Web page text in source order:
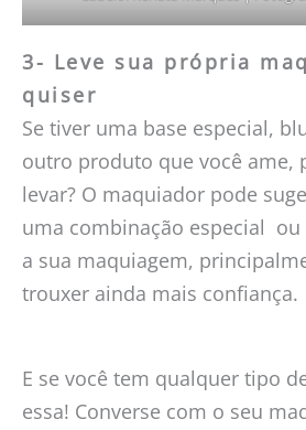
3- Leve sua própria
quiser
Se tiver uma base especial,
outro produto que você ame,
levar? O maquiador pode
uma combinação especial
a sua maquiagem,
trouxer ainda mais confiança.
E se você tem qualquer tipo
essa! Converse com o seu